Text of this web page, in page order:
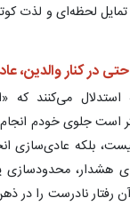
لحظه‌ای و لذت
در کنار
می‌کنند که
است جلوی خودم
نیست، بلکه
هشدار، محدودسازی
رفتار نادرست را در